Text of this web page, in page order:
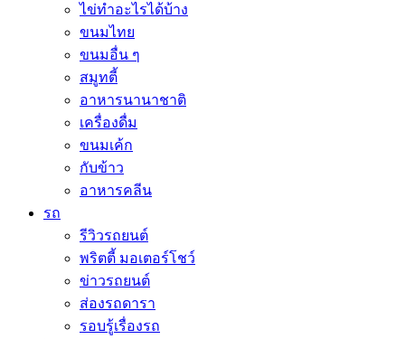
ไข่ทำอะไรได้บ้าง
ขนมไทย
ขนมอื่น ๆ
สมูทตี้
อาหารนานาชาติ
เครื่องดื่ม
ขนมเค้ก
กับข้าว
อาหารคลีน
รถ
รีวิวรถยนต์
พริตตี้ มอเตอร์โชว์
ข่าวรถยนต์
ส่องรถดารา
รอบรู้เรื่องรถ